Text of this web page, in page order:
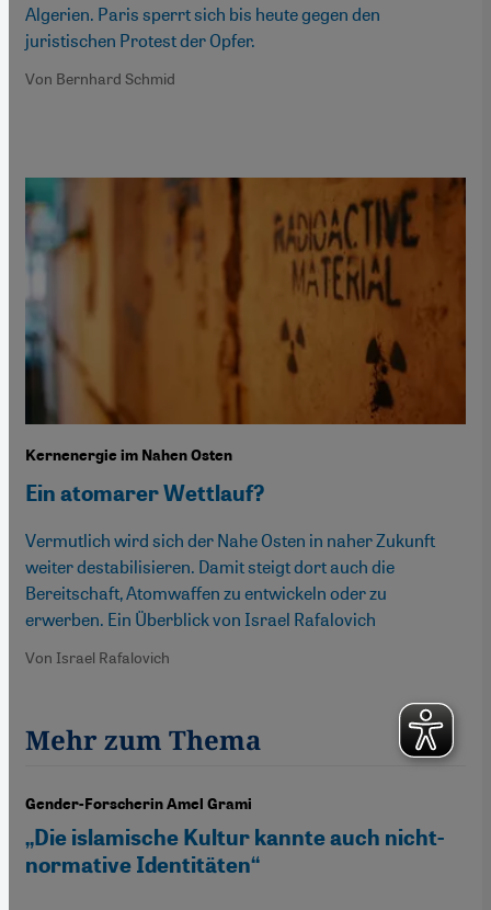
Algerien. Paris sperrt sich bis heute gegen den
juristischen Protest der Opfer.
Von Bernhard Schmid
Kernenergie im Nahen Osten
Ein atomarer Wettlauf?
Vermutlich wird sich der Nahe Osten in naher Zukunft
weiter destabilisieren. Damit steigt dort auch die
Bereitschaft, Atomwaffen zu entwickeln oder zu
erwerben. Ein Überblick von Israel Rafalovich
Von Israel Rafalovich
Mehr zum Thema
Gender-Forscherin Amel Grami
„Die islamische Kultur kannte auch nicht-
normative Identitäten“